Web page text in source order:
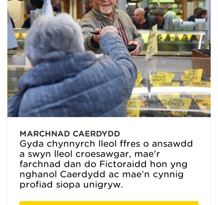
MARCHNAD CAERDYDD
Gyda chynnyrch lleol ffres o ansawdd
a swyn lleol croesawgar, mae’r
farchnad dan do Fictoraidd hon yng
nghanol Caerdydd ac mae’n cynnig
profiad siopa unigryw.